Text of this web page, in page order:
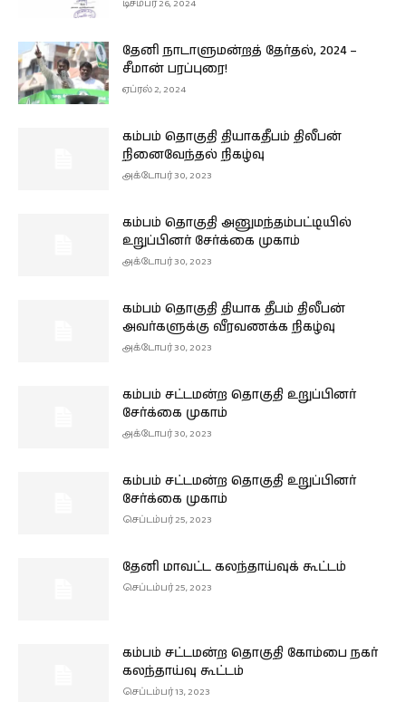
டிசம்பர் 26, 2024
தேனி நாடாளுமன்றத் தேர்தல், 2024 –
சீமான் பரப்புரை!
ஏப்ரல் 2, 2024
கம்பம் தொகுதி தியாகதீபம் திலீபன்
நினைவேந்தல் நிகழ்வு
அக்டோபர் 30, 2023
கம்பம் தொகுதி அனுமந்தம்பட்டியில்
உறுப்பினர் சேர்க்கை முகாம்
அக்டோபர் 30, 2023
கம்பம் தொகுதி தியாக தீபம் திலீபன்
அவர்களுக்கு வீரவணக்க நிகழ்வு
அக்டோபர் 30, 2023
கம்பம் சட்டமன்ற தொகுதி உறுப்பினர்
சேர்க்கை முகாம்
அக்டோபர் 30, 2023
கம்பம் சட்டமன்ற தொகுதி உறுப்பினர்
சேர்க்கை முகாம்
செப்டம்பர் 25, 2023
தேனி மாவட்ட கலந்தாய்வுக் கூட்டம்
செப்டம்பர் 25, 2023
கம்பம் சட்டமன்ற தொகுதி கோம்பை நகர்
கலந்தாய்வு கூட்டம்
செப்டம்பர் 13, 2023